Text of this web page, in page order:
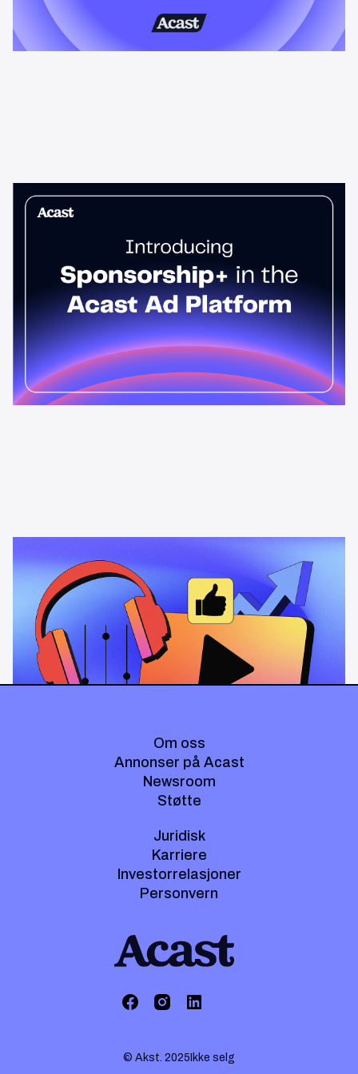
News & Insights
Sponsorship+ er nå i Acasts
Host-leste podkastannonser gir 95 % høyere løft i toppen av
salgstrakten enn standard spots. Sponsorship+ lar enhver
annonsør kjøre dem på tvers av Acast-nettverket. Start i dag.
Muligheten med videopodkaster
Hvordan videopodkaster øker publikumsrekkevidde, engasjement
og annonseeffekt – spesielt blant Gen Z-lyttere.
Om oss
Annonser på Acast
Newsroom
Støtte
Juridisk
Karriere
Investorrelasjoner
Personvern
© Akst. 2025 Ikke selg